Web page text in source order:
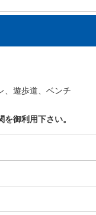
、遊歩道、ベンチ
御利用下さい。